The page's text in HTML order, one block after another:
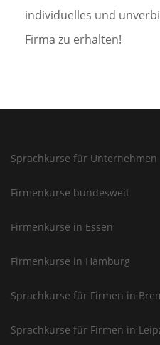
individuelles und
Firma zu erhalten!
Sprachkurse für Unternehmen
Firmenkurse bundesweit
Firmenkurse in Essen
Firmenkurse in Hamburg
Sprachkurse für Firmen in
Sprachkurse für Firmen in